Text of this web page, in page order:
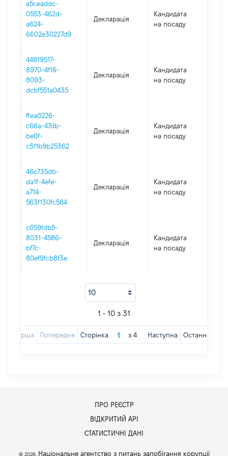
a5ceaddc-
0553-462d-
a624-
6602e30227d9
Декларація
Кандидата
на посаду
44819517-
8970-4f16-
8093-
dcbf551a0435
Декларація
Кандидата
на посаду
ffea0226-
c66a-47db-
be0f-
c511b9b25362
Декларація
Кандидата
на посаду
46c735db-
da1f-4efe-
a714-
563f130fc584
Декларація
Кандидата
на посаду
c059fdb5-
8031-4586-
bf7c-
80ef9fcb8f3e
Декларація
Кандидата
на посаду
1 - 10 з 31
Перша Попередня Сторінка з 4 Наступна Остання
ПРО РЕЄСТР
ВІДКРИТИЙ АРІ
СТАТИСТИЧНІ ДАНІ
© 2026, Національне агентство з питань запобігання корупції